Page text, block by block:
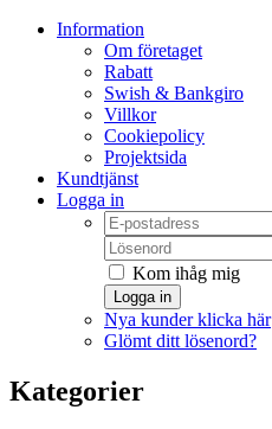
Information
Om företaget
Rabatt
Swish & Bankgiro
Villkor
Cookiepolicy
Projektsida
Kundtjänst
Logga in
Kom ihåg mig
Logga in
Nya kunder klicka här
Glömt ditt lösenord?
Kategorier